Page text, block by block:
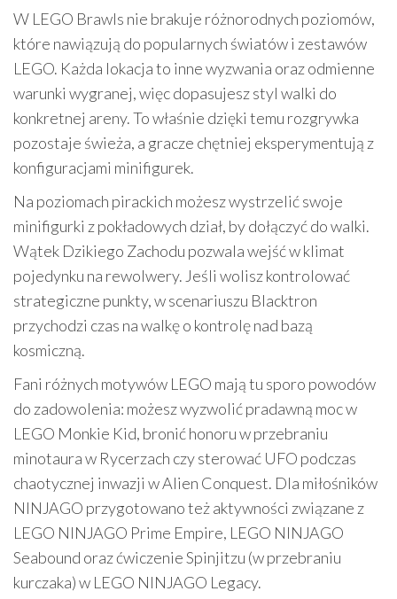
W LEGO Brawls nie brakuje różnorodnych poziomów,
które nawiązują do popularnych światów i zestawów
LEGO. Każda lokacja to inne wyzwania oraz odmienne
warunki wygranej, więc dopasujesz styl walki do
konkretnej areny. To właśnie dzięki temu rozgrywka
pozostaje świeża, a gracze chętniej eksperymentują z
konfiguracjami minifigurek.
Na poziomach pirackich możesz wystrzelić swoje
minifigurki z pokładowych dział, by dołączyć do walki.
Wątek Dzikiego Zachodu pozwala wejść w klimat
pojedynku na rewolwery. Jeśli wolisz kontrolować
strategiczne punkty, w scenariuszu Blacktron
przychodzi czas na walkę o kontrolę nad bazą
kosmiczną.
Fani różnych motywów LEGO mają tu sporo powodów
do zadowolenia: możesz wyzwolić pradawną moc w
LEGO Monkie Kid, bronić honoru w przebraniu
minotaura w Rycerzach czy sterować UFO podczas
chaotycznej inwazji w Alien Conquest. Dla miłośników
NINJAGO przygotowano też aktywności związane z
LEGO NINJAGO Prime Empire, LEGO NINJAGO
Seabound oraz ćwiczenie Spinjitzu (w przebraniu
kurczaka) w LEGO NINJAGO Legacy.